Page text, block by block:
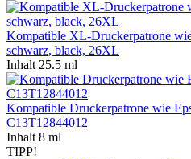
Kompatible XL-Druckerpatrone
schwarz, black, 26XL
Inhalt 25.5 ml
Kompatible Druckerpatrone wie
C13T12844012
Inhalt 8 ml
TIPP!